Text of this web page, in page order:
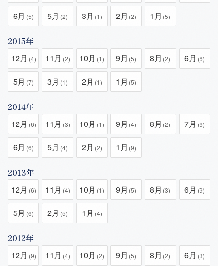
6月 (5) 5月 (2) 3月 (1) 2月 (2) 1月 (5)
2015年
12月 (4) 11月 (2) 10月 (1) 9月 (5) 8月 (2) 6月 (6)
5月 (7) 3月 (1) 2月 (1) 1月 (5)
2014年
12月 (6) 11月 (3) 10月 (1) 9月 (4) 8月 (2) 7月 (6)
6月 (6) 5月 (4) 2月 (2) 1月 (9)
2013年
12月 (6) 11月 (4) 10月 (1) 9月 (5) 8月 (3) 6月 (9)
5月 (6) 2月 (5) 1月 (4)
2012年
12月 (9) 11月 (4) 10月 (2) 9月 (5) 8月 (2) 6月 (3)